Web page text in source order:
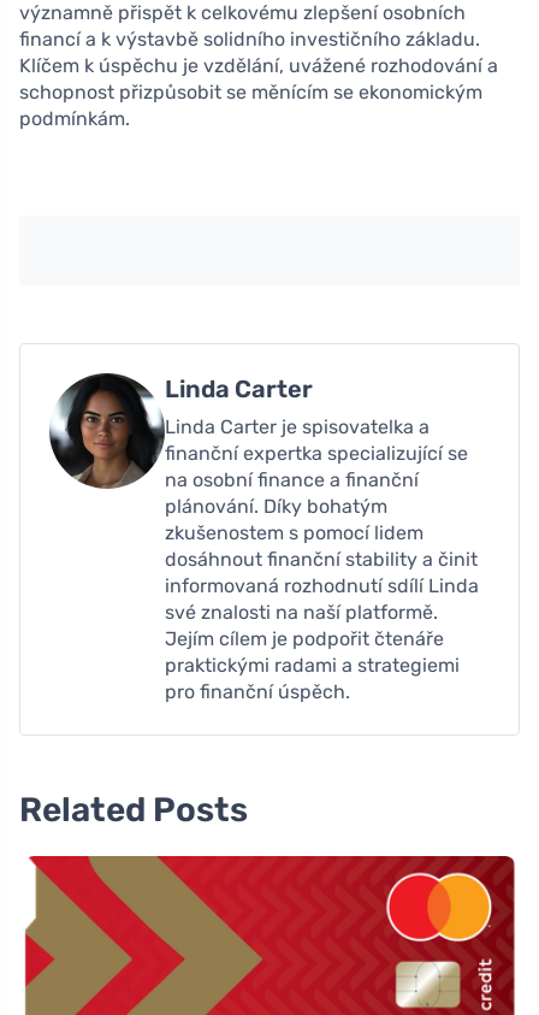
významně přispět k celkovému zlepšení osobních
financí a k výstavbě solidního investičního základu.
Klíčem k úspěchu je vzdělání, uvážené rozhodování a
schopnost přizpůsobit se měnícím se ekonomickým
podmínkám.
Linda Carter
Linda Carter je spisovatelka a
finanční expertka specializující se
na osobní finance a finanční
plánování. Díky bohatým
zkušenostem s pomocí lidem
dosáhnout finanční stability a činit
informovaná rozhodnutí sdílí Linda
své znalosti na naší platformě.
Jejím cílem je podpořit čtenáře
praktickými radami a strategiemi
pro finanční úspěch.
Related Posts